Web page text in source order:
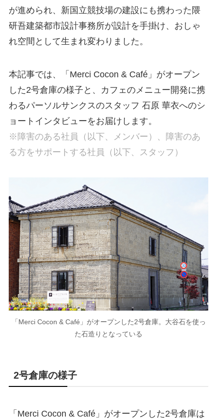
が進められ、新国立競技場の建設にも携わった隈
研吾建築都市設計事務所が設計を手掛け、おしゃ
れ空間として生まれ変わりました。
本記事では、「Merci Cocon & Café」がオープン
した2号倉庫の様子と、カフェのメニュー開発に携
わるパーソルサンクスのスタッフ 石原 華衣へのシ
ョートインタビューをお届けします。
※障害のある社員（以下、メンバー）、障害のあ
る方をサポートする社員（以下、スタッフ）
「Merci Cocon & Café」がオープンした2号倉庫。大谷石を使っ
た石造りとなっている
2号倉庫の様子
「Merci Cocon & Café」がオープンした2号倉庫は